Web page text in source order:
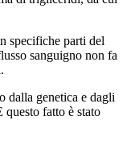
specifiche parti del
sanguigno non fa
dalla genetica e dagli
fatto è stato